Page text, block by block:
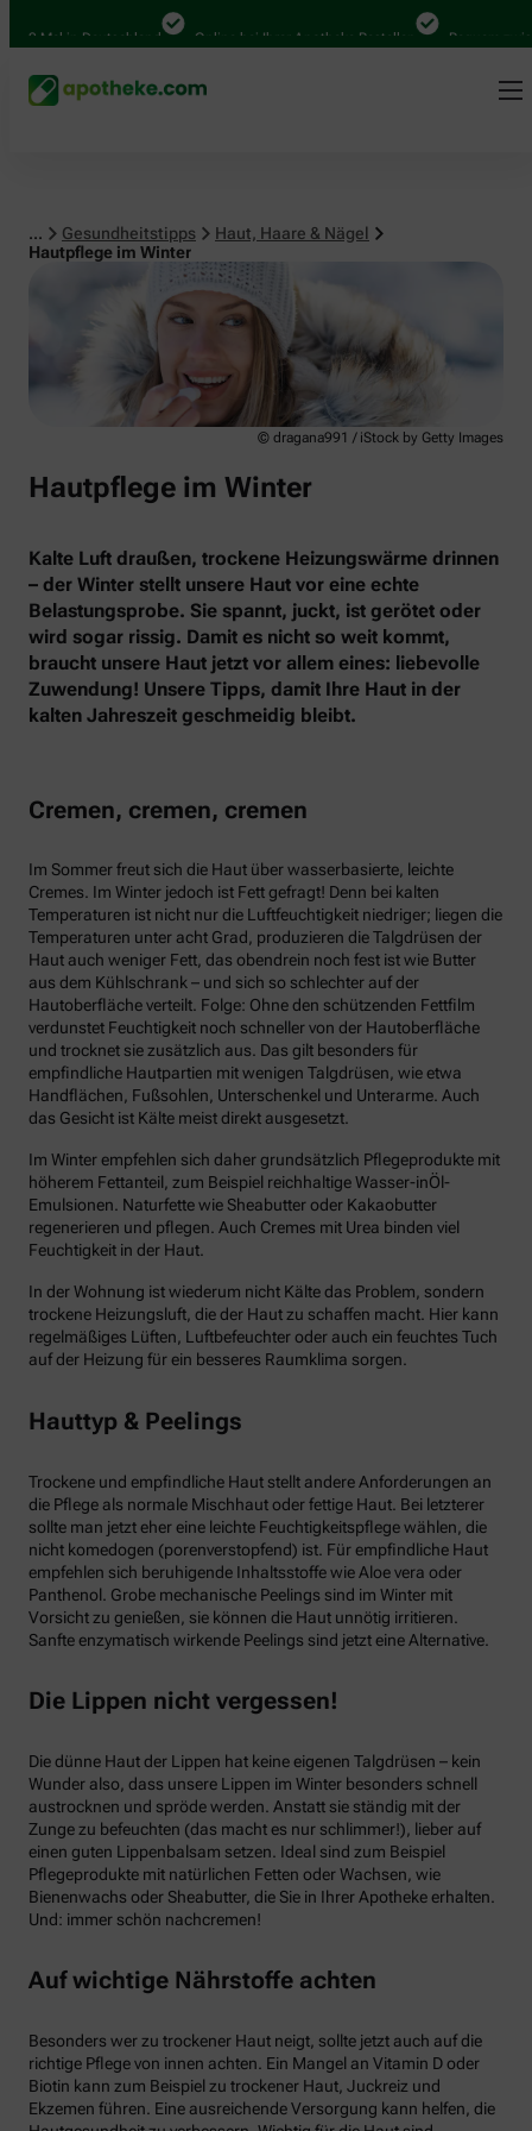
Mal in Deutschland Online bei Ihrer Apotheke Bestellen Bequem
... Gesundheitstipps
Haut, Haare & Nägel
Hautpflege im Winter
Haut, Haare & Nägel
© dragana991 / iStock by Getty Images
Hautpflege im Winter
Kalte Luft draußen, trockene Heizungswärme drinnen
– der Winter stellt unsere Haut vor eine echte
Belastungsprobe. Sie spannt, juckt, ist gerötet oder
wird sogar rissig. Damit es nicht so weit kommt,
braucht unsere Haut jetzt vor allem eines: liebevolle
Zuwendung! Unsere Tipps, damit Ihre Haut in der
kalten Jahreszeit geschmeidig bleibt.
Cremen, cremen, cremen
Im Sommer freut sich die Haut über wasserbasierte, leichte
Cremes. Im Winter jedoch ist Fett gefragt! Denn bei kalten
Temperaturen ist nicht nur die Luftfeuchtigkeit niedriger; liegen die
Temperaturen unter acht Grad, produzieren die Talgdrüsen der
Haut auch weniger Fett, das obendrein noch fest ist wie Butter
aus dem Kühlschrank – und sich so schlechter auf der
Hautoberfläche verteilt. Folge: Ohne den schützenden Fettfilm
verdunstet Feuchtigkeit noch schneller von der Hautoberfläche
und trocknet sie zusätzlich aus. Das gilt besonders für
empfindliche Hautpartien mit wenigen Talgdrüsen, wie etwa
Handflächen, Fußsohlen, Unterschenkel und Unterarme. Auch
das Gesicht ist Kälte meist direkt ausgesetzt.
Im Winter empfehlen sich daher grundsätzlich Pflegeprodukte mit
höherem Fettanteil, zum Beispiel reichhaltige Wasser-inÖl-
Emulsionen. Naturfette wie Sheabutter oder Kakaobutter
regenerieren und pflegen. Auch Cremes mit Urea binden viel
Feuchtigkeit in der Haut.
In der Wohnung ist wiederum nicht Kälte das Problem, sondern
trockene Heizungsluft, die der Haut zu schaffen macht. Hier kann
regelmäßiges Lüften, Luftbefeuchter oder auch ein feuchtes Tuch
auf der Heizung für ein besseres Raumklima sorgen.
Hauttyp & Peelings
Trockene und empfindliche Haut stellt andere Anforderungen an
die Pflege als normale Mischhaut oder fettige Haut. Bei letzterer
sollte man jetzt eher eine leichte Feuchtigkeitspflege wählen, die
nicht komedogen (porenverstopfend) ist. Für empfindliche Haut
empfehlen sich beruhigende Inhaltsstoffe wie Aloe vera oder
Panthenol. Grobe mechanische Peelings sind im Winter mit
Vorsicht zu genießen, sie können die Haut unnötig irritieren.
Sanfte enzymatisch wirkende Peelings sind jetzt eine Alternative.
Die Lippen nicht vergessen!
Die dünne Haut der Lippen hat keine eigenen Talgdrüsen – kein
Wunder also, dass unsere Lippen im Winter besonders schnell
austrocknen und spröde werden. Anstatt sie ständig mit der
Zunge zu befeuchten (das macht es nur schlimmer!), lieber auf
einen guten Lippenbalsam setzen. Ideal sind zum Beispiel
Pflegeprodukte mit natürlichen Fetten oder Wachsen, wie
Bienenwachs oder Sheabutter, die Sie in Ihrer Apotheke erhalten.
Und: immer schön nachcremen!
Auf wichtige Nährstoffe achten
Besonders wer zu trockener Haut neigt, sollte jetzt auch auf die
richtige Pflege von innen achten. Ein Mangel an Vitamin D oder
Biotin kann zum Beispiel zu trockener Haut, Juckreiz und
Ekzemen führen. Eine ausreichende Versorgung kann helfen, die